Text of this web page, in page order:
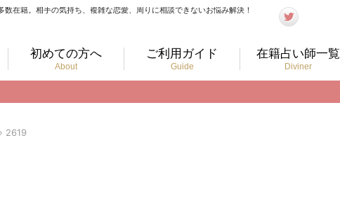
在籍。相手の気持ち、複雑な恋愛、周りに相談できないお悩み解決！
初めての方へ
About
ご利用ガイド
Guide
在籍占い師一覧
Diviner
2619